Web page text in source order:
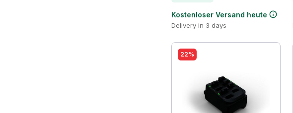
Kostenloser Versand heute
Delivery in 3 days
22%